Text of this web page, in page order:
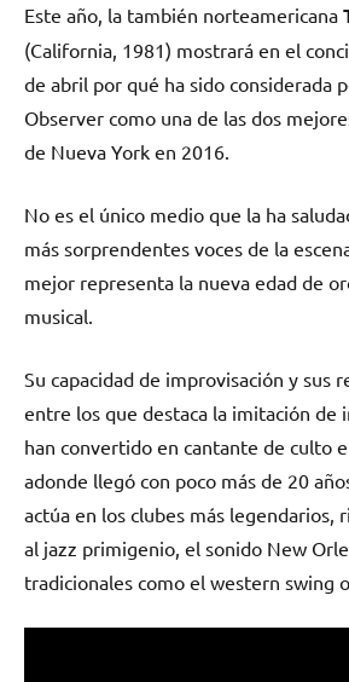
Este año, la también norteamericana
(California, 1981) mostrará en el
de abril por qué ha sido considerada
Observer como una de las dos
de Nueva York en 2016.
No es el único medio que la ha
más sorprendentes voces de la
mejor representa la nueva edad de
musical.
Su capacidad de improvisación y sus
entre los que destaca la imitación de
han convertido en cantante de culto
adonde llegó con poco más de 20
actúa en los clubes más legendarios,
al jazz primigenio, el sonido New
tradicionales como el western swing